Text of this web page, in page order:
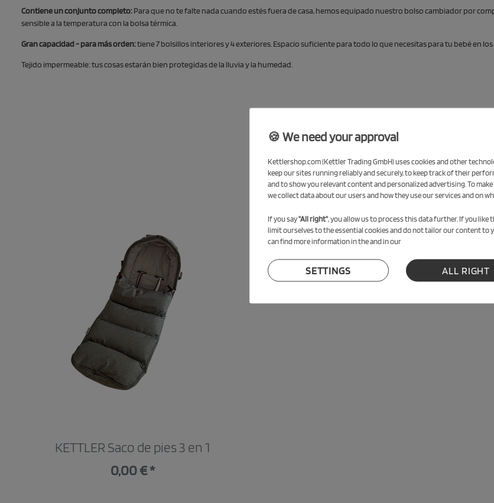
Contiene un conjunto completo:Para que no te falte nada cuando estés fuera de casa, hemos equipado nuestro bolso cambiador por
sensible a la temperatura con la bolsa térmica.
Gran capacidad - para más orden:tiene 7 bolsillos interiores y 4 exteriores. Espacio suficiente para todo lo que necesitas para tu bebé en
Tejido impermeable: tus cosas estarán bien protegidas de la lluvia y la humedad.
Accesorios
KETTLER Saco de pies 3 en 1
0,00 € *
🍪 We need your approval
Kettlershop.com (Kettler Trading GmbH) uses cookies and other
keep our sites running reliably and securely, to keep track of their
and to show you relevant content and personalized advertising. To
we collect data about our users and how they use our services and on
If you say"All right", you allow us to process this data further. If you like
limit ourselves to the essential cookies and do not tailor our content to
can find more information in the and in our
SETTINGS ALL RIGHT